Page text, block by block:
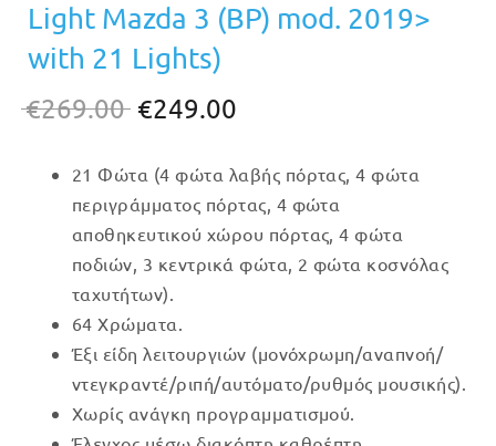
Light Mazda 3 (BP) mod. 2019>
with 21 Lights)
€269.00 Original
was:
€269.00.
€249.00
τιμή
είναι:
€249.00.
21 Φώτα (4 φώτα λαβής πόρτας, 4 φώτα
περιγράμματος πόρτας, 4 φώτα
αποθηκευτικού χώρου πόρτας, 4 φώτα
ποδιών, 3 κεντρικά φώτα, 2 φώτα κοσνόλας
ταχυτήτων).
64 Χρώματα.
Έξι είδη λειτουργιών (μονόχρωμη/αναπνοή/
ντεγκραντέ/ριπή/αυτόματο/ρυθμός μουσικής).
Χωρίς ανάγκη προγραμματισμού.